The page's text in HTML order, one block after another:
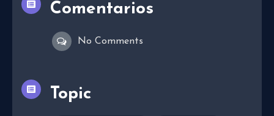
Comentarios
No Comments
Topic